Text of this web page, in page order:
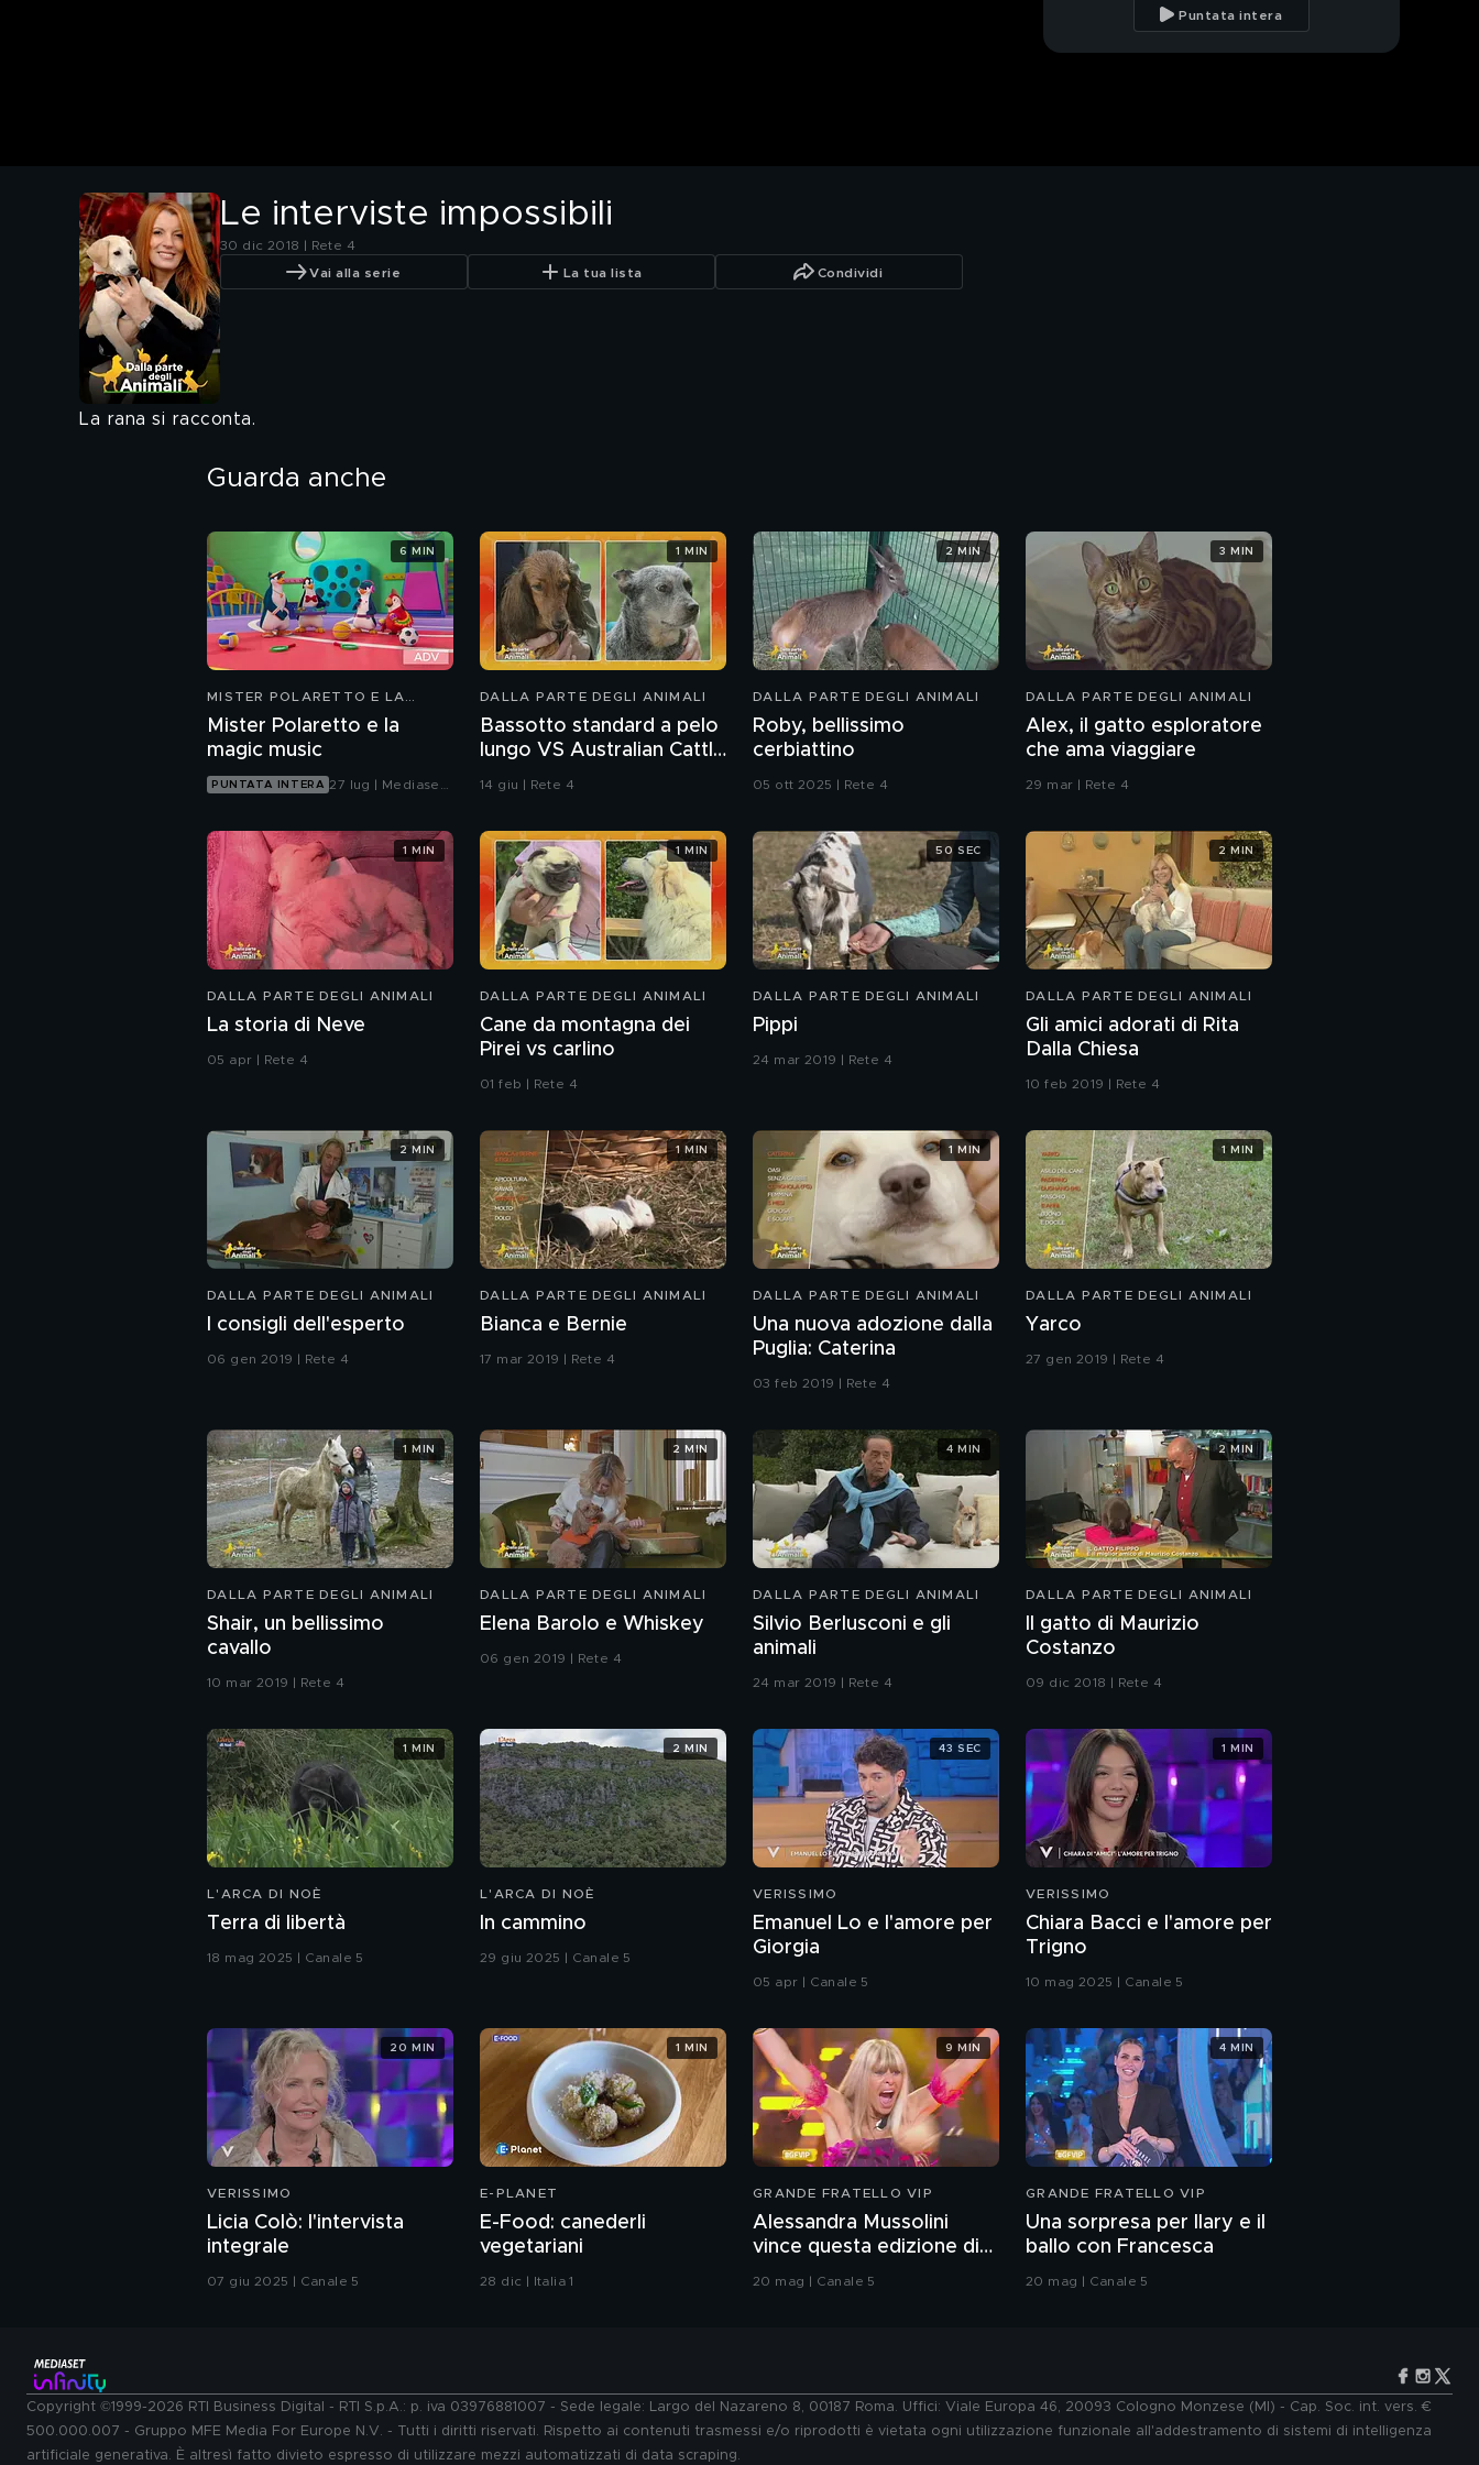
Palmas
Puntata intera
Le interviste impossibili
30 dic 2018 | Rete 4
Vai alla serie La tua lista Condividi
La rana si racconta.
Guarda anche
MISTER POLARETTO E LA
Mister Polaretto e la
magic music
PUNTATA INTERA 27 lug | Mediaset
6 MIN
DALLA PARTE DEGLI ANIMALI
Bassotto standard a pelo
lungo VS Australian Cattle
14 giu | Rete 4
1 MIN
DALLA PARTE DEGLI ANIMALI
Roby, bellissimo
cerbiattino
05 ott 2025 | Rete 4
2 MIN
DALLA PARTE DEGLI ANIMALI
Alex, il gatto esploratore
che ama viaggiare
29 mar | Rete 4
3 MIN
DALLA PARTE DEGLI ANIMALI
La storia di Neve
05 apr | Rete 4
1 MIN
DALLA PARTE DEGLI ANIMALI
Cane da montagna dei
Pirei vs carlino
01 feb | Rete 4
1 MIN
DALLA PARTE DEGLI ANIMALI
Pippi
24 mar 2019 | Rete 4
50 SEC
DALLA PARTE DEGLI ANIMALI
Gli amici adorati di Rita
Dalla Chiesa
10 feb 2019 | Rete 4
2 MIN
DALLA PARTE DEGLI ANIMALI
I consigli dell'esperto
06 gen 2019 | Rete 4
2 MIN
DALLA PARTE DEGLI ANIMALI
Bianca e Bernie
17 mar 2019 | Rete 4
1 MIN
DALLA PARTE DEGLI ANIMALI
Una nuova adozione dalla
Puglia: Caterina
03 feb 2019 | Rete 4
1 MIN
DALLA PARTE DEGLI ANIMALI
Yarco
27 gen 2019 | Rete 4
1 MIN
DALLA PARTE DEGLI ANIMALI
Shair, un bellissimo
cavallo
10 mar 2019 | Rete 4
1 MIN
DALLA PARTE DEGLI ANIMALI
Elena Barolo e Whiskey
06 gen 2019 | Rete 4
2 MIN
DALLA PARTE DEGLI ANIMALI
Silvio Berlusconi e gli
animali
24 mar 2019 | Rete 4
4 MIN
DALLA PARTE DEGLI ANIMALI
Il gatto di Maurizio
Costanzo
09 dic 2018 | Rete 4
2 MIN
L'ARCA DI NOÈ
Terra di libertà
18 mag 2025 | Canale 5
1 MIN
L'ARCA DI NOÈ
In cammino
29 giu 2025 | Canale 5
2 MIN
VERISSIMO
Emanuel Lo e l'amore per
Giorgia
05 apr | Canale 5
43 SEC
VERISSIMO
Chiara Bacci e l'amore per
Trigno
10 mag 2025 | Canale 5
1 MIN
VERISSIMO
Licia Colò: l'intervista
integrale
07 giu 2025 | Canale 5
20 MIN
E-PLANET
E-Food: canederli
vegetariani
28 dic | Italia 1
1 MIN
GRANDE FRATELLO VIP
Alessandra Mussolini
vince questa edizione di
Grande Fratello VIP
20 mag | Canale 5
9 MIN
GRANDE FRATELLO VIP
Una sorpresa per Ilary e il
ballo con Francesca
20 mag | Canale 5
4 MIN
Copyright ©1999-2026 RTI Business Digital - RTI S.p.A.: p. iva 03976881007 - Sede legale: Largo del Nazareno 8, 00187 Roma. Uffici: Viale Europa 46, 20093 Cologno Monzese (MI) - Cap. Soc. int. vers. €
500.000.007 - Gruppo MFE Media For Europe N.V. - Tutti i diritti riservati. Rispetto ai contenuti trasmessi e/o riprodotti è vietata ogni utilizzazione funzionale all'addestramento di sistemi di intelligenza
artificiale generativa. È altresì fatto divieto espresso di utilizzare mezzi automatizzati di data scraping.